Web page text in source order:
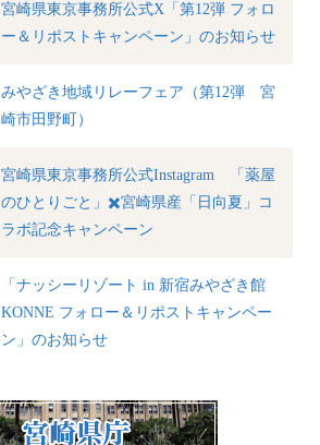
宮崎県東京事務所公式X「第12弾 フォロ
ー＆リポストキャンペーン」のお知らせ
みやざき地域リレーフェア（第12弾 宮
崎市田野町）
宮崎県東京事務所公式Instagram 「薬屋
のひとりごと」✖️宮崎県産「日向夏」コ
ラボ記念キャンペーン
「ナッシーリゾート in 新宿みやざき館
KONNE フォロー＆リポストキャンペー
ン」のお知らせ